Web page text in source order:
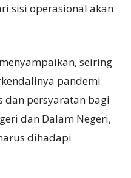
sisi operasional akan
seiring
pandemi
dan persyaratan bagi
dan Dalam Negeri,
dihadapi